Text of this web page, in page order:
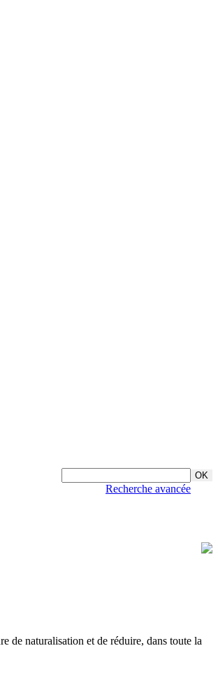
Recherche avancée
de naturalisation et de réduire, dans toute la